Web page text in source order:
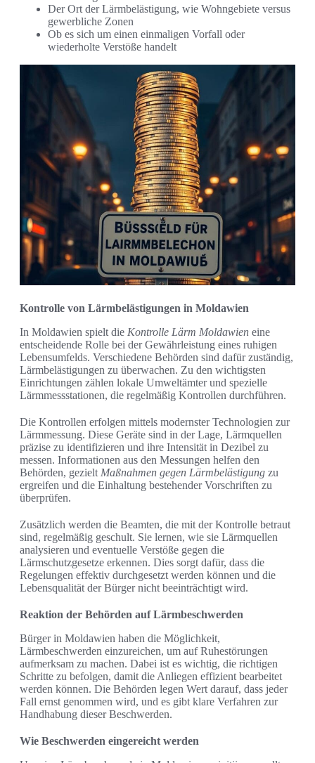
Der Ort der Lärmbelästigung, wie Wohngebiete versus
gewerbliche Zonen
Ob es sich um einen einmaligen Vorfall oder
wiederholte Verstöße handelt
Kontrolle von Lärmbelästigungen in Moldawien
In Moldawien spielt die Kontrolle Lärm Moldawien eine
entscheidende Rolle bei der Gewährleistung eines ruhigen
Lebensumfelds. Verschiedene Behörden sind dafür zuständig,
Lärmbelästigungen zu überwachen. Zu den wichtigsten
Einrichtungen zählen lokale Umweltämter und spezielle
Lärmmessstationen, die regelmäßig Kontrollen durchführen.
Die Kontrollen erfolgen mittels modernster Technologien zur
Lärmmessung. Diese Geräte sind in der Lage, Lärmquellen
präzise zu identifizieren und ihre Intensität in Dezibel zu
messen. Informationen aus den Messungen helfen den
Behörden, gezielt Maßnahmen gegen Lärmbelästigung zu
ergreifen und die Einhaltung bestehender Vorschriften zu
überprüfen.
Zusätzlich werden die Beamten, die mit der Kontrolle betraut
sind, regelmäßig geschult. Sie lernen, wie sie Lärmquellen
analysieren und eventuelle Verstöße gegen die
Lärmschutzgesetze erkennen. Dies sorgt dafür, dass die
Regelungen effektiv durchgesetzt werden können und die
Lebensqualität der Bürger nicht beeinträchtigt wird.
Reaktion der Behörden auf Lärmbeschwerden
Bürger in Moldawien haben die Möglichkeit,
Lärmbeschwerden einzureichen, um auf Ruhestörungen
aufmerksam zu machen. Dabei ist es wichtig, die richtigen
Schritte zu befolgen, damit die Anliegen effizient bearbeitet
werden können. Die Behörden legen Wert darauf, dass jeder
Fall ernst genommen wird, und es gibt klare Verfahren zur
Handhabung dieser Beschwerden.
Wie Beschwerden eingereicht werden